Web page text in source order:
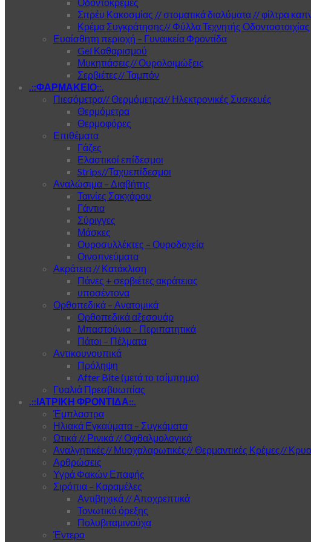
Σπρέυ Κακοσμίας // στοματικά διαλύματα // φίλτρα
Κρέμα Συγκράτησης// Φύλλα Τεχνητής Οδοντοστοιχίας
Ευαίσθητη περιοχή – Γυναικεία Φροντίδα
Gel Καθαρισμού
Μυκητιάσεις// Ουρολοιμώξεις
Σερβιέτες// Ταμπόν
.::ΦΑΡΜΑΚΕΙΟ::.
Πιεσόμετρα// Θερμόμετρα// Ηλεκτρονικές Συσκευές
Θερμόμετρα
Θερμοφόρες
Επιθέματα
Γάζες
Ελαστικοί επίδεσμοι
Strips//Ταχυεπίδεσμοι
Αναλώσιμα – Διαβήτης
Ταινίες Σακχάρου
Γάντια
Σύριγγες
Μάσκες
Ουροσυλλέκτες – Ουροδοχεία
Οινοπνεύματα
Ακράτεια // Κατάκλιση
Πάνες + σερβιέτες ακράτειας
υποσέντονα
Ορθοπεδικά – Ανατομικά
Ορθοπεδικά αξεσουάρ
Μπαστούνια – Περιπατητικά
Πάτοι – Πέλματα
Αντικουνουπικά
Πρόληψη
After Bite (μετά το τσίμπημα)
Γυαλιά Πρεσβυωπίας
.::ΙΑΤΡΙΚΗ ΦΡΟΝΤΙΔΑ::.
Έμπλαστρα
Ηλιακά Εγκαύματα – Συγκάματα
Ωτικά // Ρινικά // Οφθαλμολογικά
Αναλγητικές// Μυοχαλαρωτικές// Θερμαντικές Κρέμες//
Αρθρώσεις
Υγρά Φακών Επαφής
Σιρόπια – Καραμέλες
Αντιβηχικά // Αποχρεπτικά
Τονωτικό όρεξης
Πολυβιταμινούχα
Έντερο